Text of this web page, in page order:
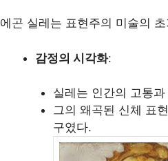
에곤 실레는 표현주의 미술의
감정의 시각화:
실레는 인간의 고통
그의 왜곡된 신체 표
구였다.